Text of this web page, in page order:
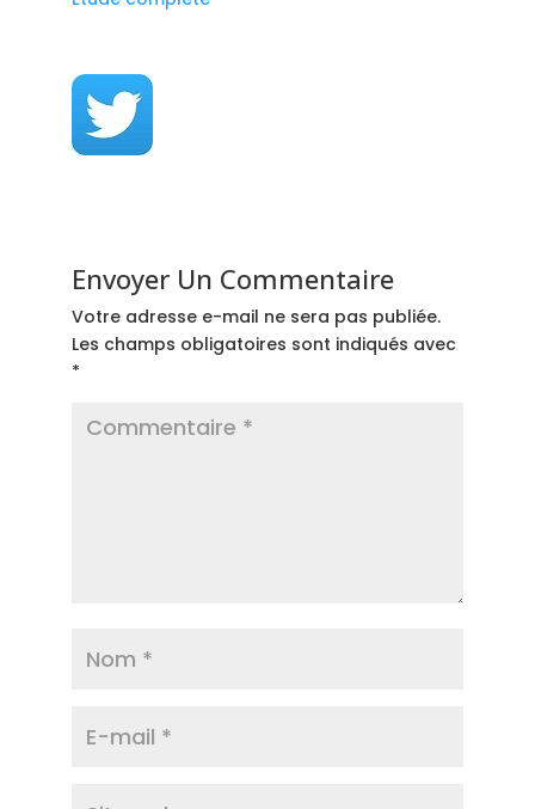
Envoyer Un Commentaire
Votre adresse e-mail ne sera pas publiée.
Les champs obligatoires sont indiqués avec
*